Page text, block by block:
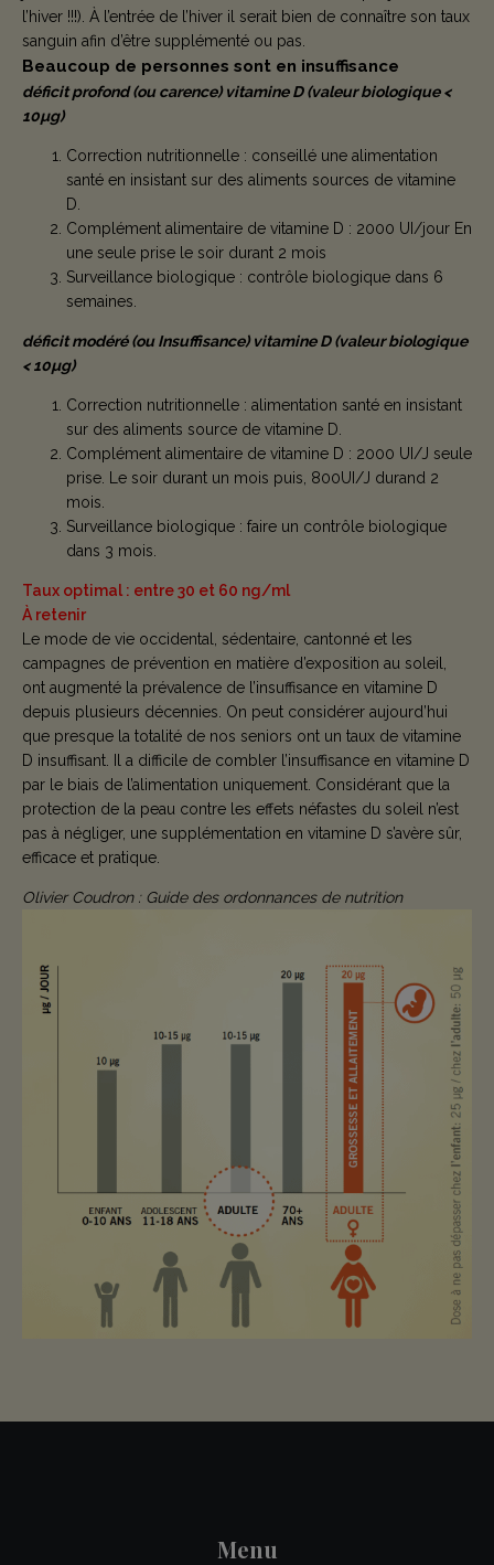
l’hiver !!!). À l’entrée de l’hiver il serait bien de connaître son taux
sanguin afin d’être supplémenté ou pas.
Beaucoup de personnes sont en insuffisance
déficit profond (ou carence) vitamine D (valeur biologique <
10µg)
Correction nutritionnelle : conseillé une alimentation
santé en insistant sur des aliments sources de vitamine
D.
Complément alimentaire de vitamine D : 2000 UI/jour En
une seule prise le soir durant 2 mois
Surveillance biologique : contrôle biologique dans 6
semaines.
déficit modéré (ou Insuffisance) vitamine D (valeur biologique
< 10µg)
Correction nutritionnelle : alimentation santé en insistant
sur des aliments source de vitamine D.
Complément alimentaire de vitamine D : 2000 UI/J seule
prise. Le soir durant un mois puis, 800UI/J durand 2
mois.
Surveillance biologique : faire un contrôle biologique
dans 3 mois.
Taux optimal : entre 30 et 60 ng/ml
À retenir
Le mode de vie occidental, sédentaire, cantonné et les
campagnes de prévention en matière d’exposition au soleil,
ont augmenté la prévalence de l’insuffisance en vitamine D
depuis plusieurs décennies. On peut considérer aujourd’hui
que presque la totalité de nos seniors ont un taux de vitamine
D insuffisant. Il a difficile de combler l’insuffisance en vitamine D
par le biais de l’alimentation uniquement. Considérant que la
protection de la peau contre les effets néfastes du soleil n’est
pas à négliger, une supplémentation en vitamine D s’avère sûr,
efficace et pratique.
Olivier Coudron : Guide des ordonnances de nutrition
Menu